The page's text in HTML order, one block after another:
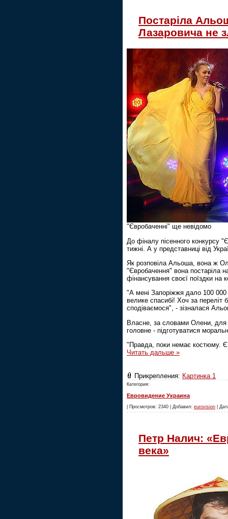
Постаріла
Лазаровича не
"Євробаченні" ще невідомо
До фіналу пісенного конкурсу
тижні. А у представниці від
Як розповіла Альоша, вона ж
"Євробачення" вона постаріла
фінансування своєї поїздки на
"А мені Запоріжжя дало 100
велике спасибі! Хоч за
сподіваємося", - зізналася
Власне, за словами Олени, для
головне - підготуватися
"Правда, поки немає костюму. Є
Читать дальше »
Прикрепления: Картинка 1
Категория:
Евровидение Украина
| Просмотров: 2340 | Добавил: eurovision |
Петр Налич:
века»